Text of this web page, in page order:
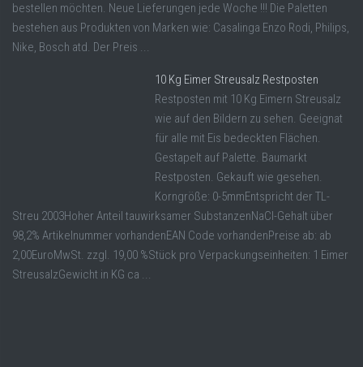
bestellen möchten. Neue Lieferungen jede Woche !!! Die Paletten
bestehen aus Produkten von Marken wie: Casalinga Enzo Rodi, Philips,
Nike, Bosch atd. Der Preis ...
10 Kg Eimer Streusalz Restposten
Restposten mit 10 Kg Eimern Streusalz
wie auf den Bildern zu sehen. Geeignat
für alle mit Eis bedeckten Flächen.
Gestapelt auf Palette. Baumarkt
Restposten. Gekauft wie gesehen.
Korngröße: 0-5mmEntspricht der TL-
Streu 2003Hoher Anteil tauwirksamer SubstanzenNaCl-Gehalt über
98,2% Artikelnummer vorhandenEAN Code vorhandenPreise ab: ab
2,00EuroMwSt. zzgl. 19,00 %Stück pro Verpackungseinheiten: 1 Eimer
StreusalzGewicht in KG ca ...